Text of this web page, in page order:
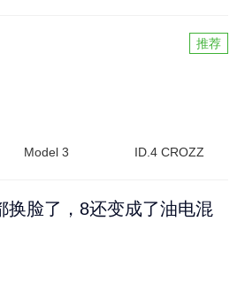
推荐
Model 3 ID.4 CROZZ
换脸了，8还变成了油电混